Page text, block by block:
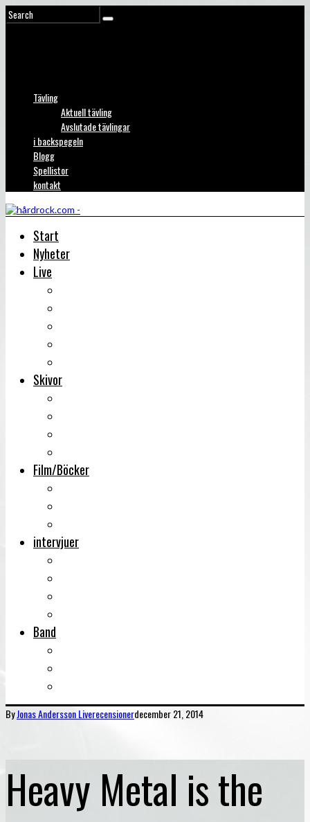
Tävling
Aktuell tävling
Avslutade tävlingar
i backspegeln
Blogg
Spellistor
kontakt
Start
Nyheter
Live
Skivor
Film/Böcker
intervjuer
Band
ByJonas AnderssonLiverecensionerdecember 21, 2014
Heavy Metal is the